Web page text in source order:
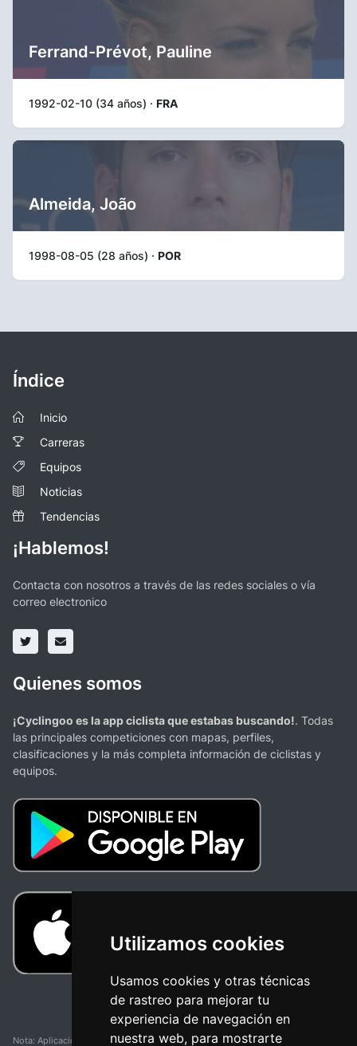
Utilizamos cookies
Usamos cookies y otras técnicas
de rastreo para mejorar tu
experiencia de navegación en
nuestra web, para mostrarte
Ferrand-Prévot, Pauline
1992-02-10 (34 años) · FRA
Almeida, João
1998-08-05 (28 años) · POR
Índice
Inicio
Carreras
Equipos
Noticias
Tendencias
¡Hablemos!
Contacta con nosotros a través de las redes sociales o vía
correo electronico
Quienes somos
¡Cyclingoo es la app ciclista que estabas buscando!. Todas
las principales competiciones con mapas, perfiles,
clasificaciones y la más completa información de ciclistas y
equipos.
Nota: Aplicación y web no oficial y no relacionada con ninguna organización o